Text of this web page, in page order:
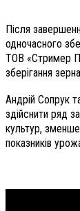
Після
одночасного
ТОВ «Стример
зберігання
Андрій Сопрук
здійснити ряд
культур,
показників